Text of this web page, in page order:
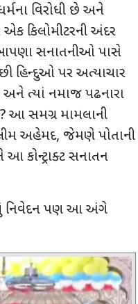
વિરોધી છે અને
કિલોમીટરની અંદર
સનાતનીઓ પાસે
હિન્દુઓ પર અત્યાચાર
અને ત્યાં નમાજ પઢનારા
?આ સમગ્ર મામલાની
અહેમદ, જેમણે પોતાની
આ કોન્ટ્રાક્ટ સનાતન
નિવેદન પણ આ અંગે